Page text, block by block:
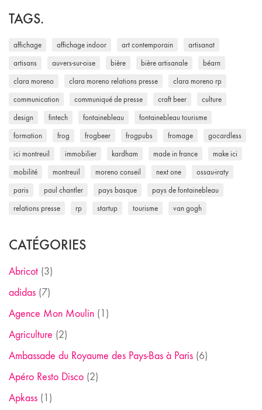
TAGS.
affichage affichage indoor art contemporain artisanat
artisans auvers-sur-oise bière bière artisanale béarn
clara moreno clara moreno relations presse clara moreno rp
communication communiqué de presse craft beer culture
design fintech fontainebleau fontainebleau tourisme
formation frog frogbeer frogpubs fromage gocardless
ici montreuil immobilier kardham made in france make ici
mobilité montreuil moreno conseil next one ossau-iraty
paris paul chantler pays basque pays de fontainebleau
relations presse rp startup tourisme van gogh
CATÉGORIES
Abricot (3)
adidas (7)
Agence Mon Moulin (1)
Agriculture (2)
Ambassade du Royaume des Pays-Bas à Paris (6)
Apéro Resto Disco (2)
Apkass (1)